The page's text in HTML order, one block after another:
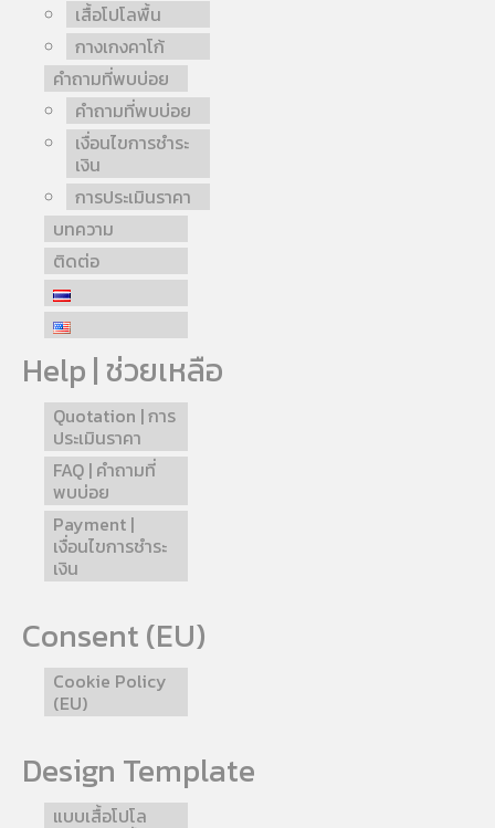
เสื้อโปโลพื้น
กางเกงคาโก้
คำถามที่พบบ่อย
คำถามที่พบบ่อย
เงื่อนไขการชำระ
เงิน
การประเมินราคา
บทความ
ติดต่อ
Help | ช่วยเหลือ
Quotation | การ
ประเมินราคา
FAQ | คำถามที่
พบบ่อย
Payment |
เงื่อนไขการชำระ
เงิน
Consent (EU)
Cookie Policy
(EU)
Design Template
แบบเสื้อโปโล